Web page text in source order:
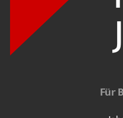
Für